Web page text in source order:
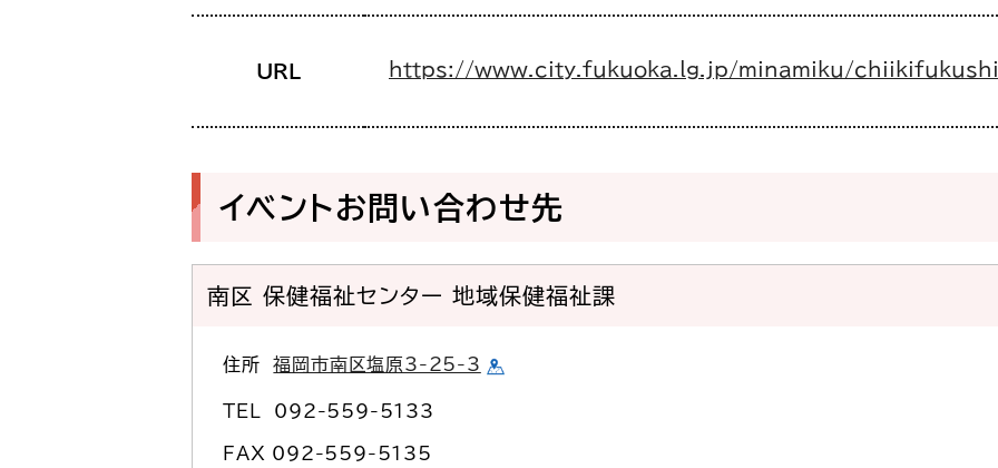
URL https://www.city.fukuoka.lg.jp/minamiku/
イベントお問い合わせ先
南区 保健福祉センター 地域保健福祉課
住所福岡市南区塩原3-25-3
TEL 092-559-5133
FAX 092-559-5135